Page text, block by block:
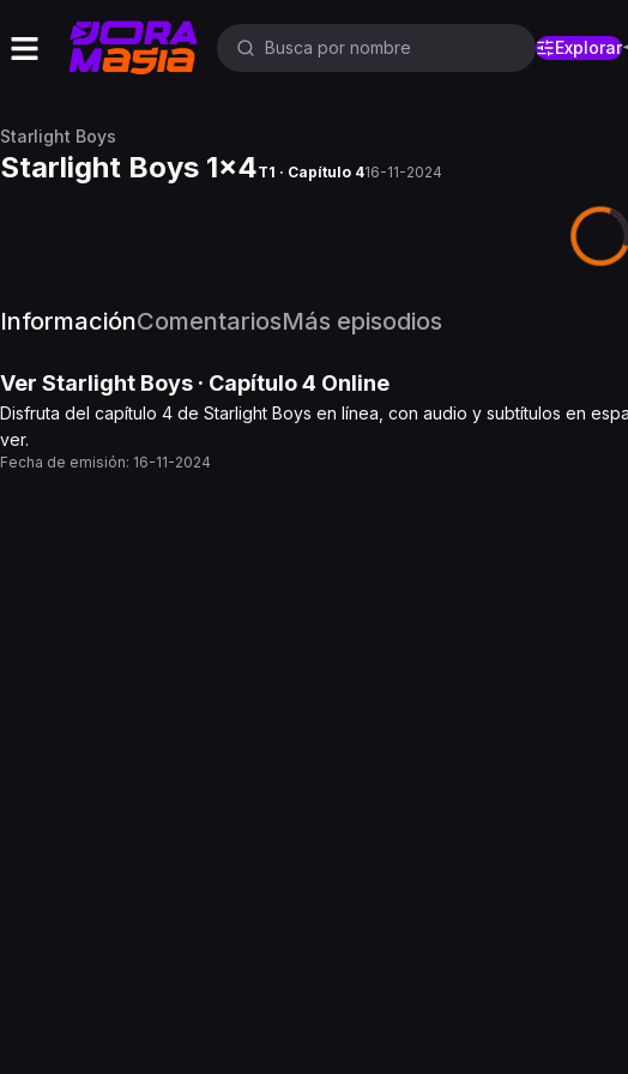
Explorar
Starlight Boys
Starlight Boys 1x4T1 · Capítulo 416-11-2024
InformaciónComentariosMás episodios
Ver Starlight Boys · Capítulo4 Online
Disfruta del capítulo 4 de Starlight Boys en línea, con audio y subtítulos en
ver.
Fecha de emisión: 16-11-2024